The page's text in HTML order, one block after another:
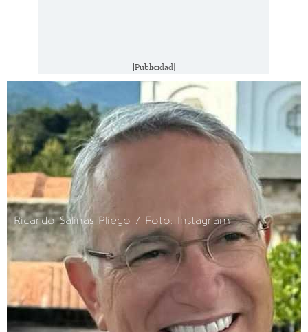
[Publicidad]
Ricardo Salinas Pliego / Foto: Instagram